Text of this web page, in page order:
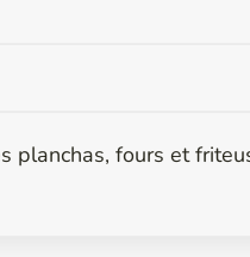
planchas, fours et